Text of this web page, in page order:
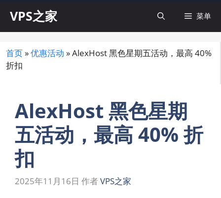
内
VPS之家 菜单
首页 »优惠活动 »AlexHost 黑色星期五活动，最高 40%
折扣
AlexHost 黑色星期
五活动，最高 40% 折
扣
2025年11月16日 作者VPS之家